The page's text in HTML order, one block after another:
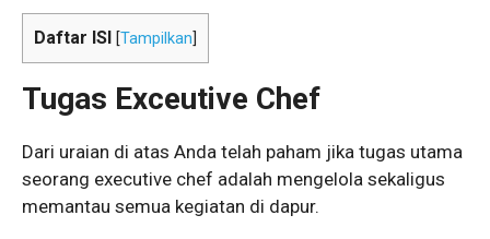
Daftar ISI [Tampilkan
Tugas Exceutive Chef
Dari uraian di atas Anda telah paham jika tugas utama
seorang executive chef adalah mengelola sekaligus
memantau semua kegiatan di dapur.